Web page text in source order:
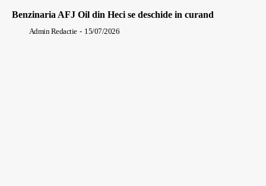
Benzinaria AFJ Oil din Heci se deschide in curand
Admin Redactie - 15/07/2026